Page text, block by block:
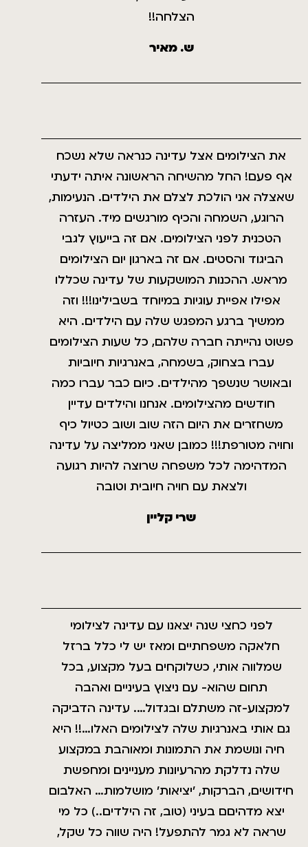
הצלחה!!
ש. מאיר
את הצילומים אצל עדינה כנראה שלא נשכח
אף פעם! החל מהשיחה הראשונה איתה ידעתי
שאצלה אני הולכת לצלם את הילדים. הנעימות,
הרוגע, השמחה והכיף מורגשים מיד. העזרה
הטכנית לפני הצילומים. אם זה בייעוץ לגבי
הביגוד והסטים. אם זה בארגון יום הצילומים
מראש. ההכנות המושקעות של עדינה שכללו
אפילו אפיית עוגיות במיוחד בשבילינו!!! וזה
ממשיך ברגע המפגש שלה עם הילדים. היא
פשוט נהייתה חברה שלהם, כל שעות הצילומים
עברו בצחוק, בשמחה, באנרגיות חיוביות
ובאושר שנשפך מהילדים. כיום כבר עברו כמה
חודשים מהצילומים. אנחנו והילדים עדיין
משחזרים את היום הזה שוב ושוב כטיול כיף
וחויה מטורפת!!! כמובן שאני ממליצה על עדינה
המדהימה לכל משפחה שרוצה להיות רגועה
ולצאת עם חויה חיובית וטובה
שרי קליין
לפני כחצי שנה יצאנו עם עדינה לצילומי
חלאקה משפחתיים ומאז יש לי כלל ברזל
שמלווה אותי, כשלוקחים בעל מקצוע, בכל
תחום שהוא- עם ניצוץ בעיניים ואהבה
למקצוע-זה משתלם ובגדול…. עדינה הדביקה
גם אותי באנרגיות שלה לצילומים האלו…!! היא
חיה ונושמת את התמונות ומאוהבת במקצוע
שלה נדלקת מהרעיונות מעניינים ומחפשת
חידושים, הברקות, 'יציאות' מושלמות… האלבום
יצא מדהיםם בעיני (טוב, זה הילדים..) כל מי
שראה לא גמר להתפעל! היה שווה כל שקל,